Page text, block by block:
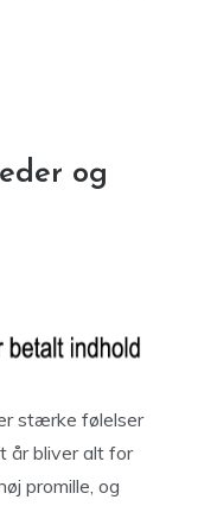
og
stærke følelser
år bliver alt for
promille, og